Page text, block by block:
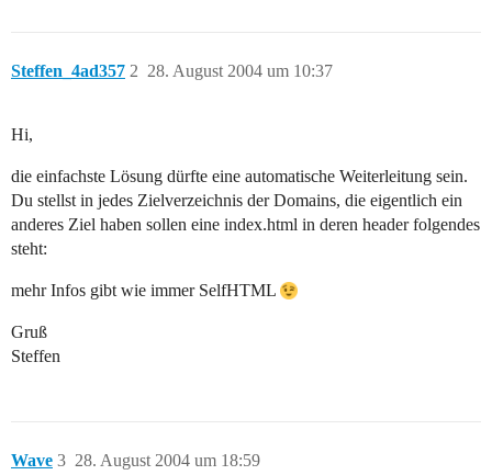
Steffen_4ad357 28. August 2004 um 10:37
2
Hi,
die einfachste Lösung dürfte eine automatische Weiterleitung sein.
Du stellst in jedes Zielverzeichnis der Domains, die eigentlich ein
anderes Ziel haben sollen eine index.html in deren header folgendes
steht:
mehr Infos gibt wie immer SelfHTML
Gruß
Steffen
Wave 28. August 2004 um 18:59
3